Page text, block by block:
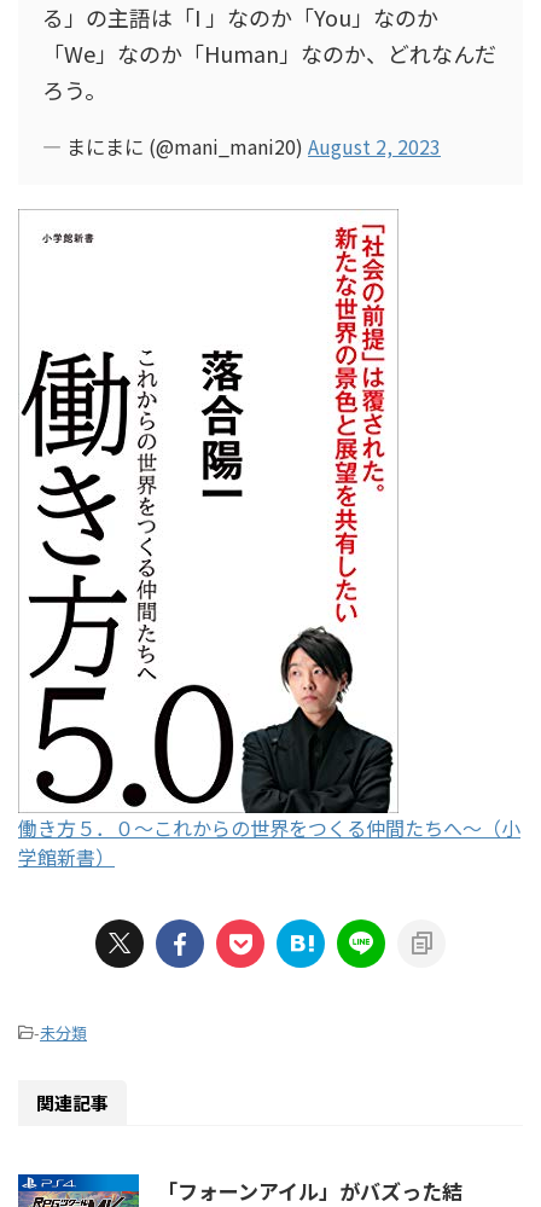
る」の主語は「I 」なのか「You」なのか
「We」なのか「Human」なのか、どれなんだ
ろう。
— まにまに (@mani_mani20) August 2, 2023
働き方５．０～これからの世界をつくる仲間たちへ～（小
学館新書）
-未分類
関連記事
「フォーンアイル」がバズった結